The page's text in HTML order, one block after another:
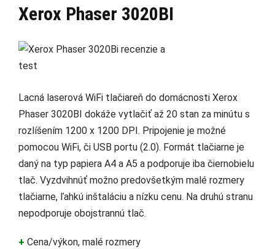
Xerox Phaser 3020BI
Lacná laserová WiFi tlačiareň do domácnosti Xerox
Phaser 3020BI dokáže vytlačiť až 20 stan za minútu s
rozlíšením 1200 x 1200 DPI. Pripojenie je možné
pomocou WiFi, či USB portu (2.0). Formát tlačiarne je
daný na typ papiera A4 a A5 a podporuje iba čiernobielu
tlač. Vyzdvihnúť možno predovšetkým malé rozmery
tlačiarne, ľahkú inštaláciu a nízku cenu. Na druhú stranu
nepodporuje obojstrannú tlač.
+ Cena/výkon, malé rozmery